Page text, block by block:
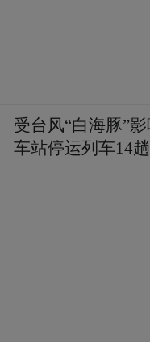
受台风“白海豚”
车站停运列车14趟